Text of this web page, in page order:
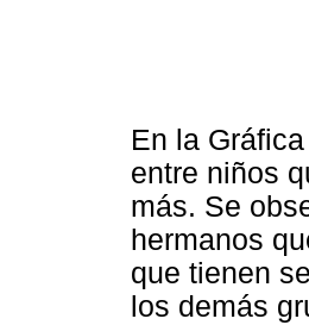
En la
entre niños
más. Se
hermanos
que tienen
los demás